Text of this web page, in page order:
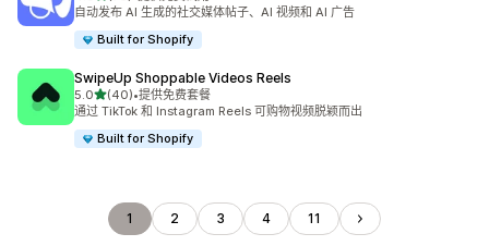
自动发布 AI 生成的社交媒体帖子、AI 视频和 AI 广告
Built for Shopify
SwipeUp Shoppable Videos Reels
5.0星（满分 5 星）
(40)
总共 40 条评论
•提供免费套餐
通过 TikTok 和 Instagram Reels 可购物视频脱颖而出
Built for Shopify
1 2 3 4 11